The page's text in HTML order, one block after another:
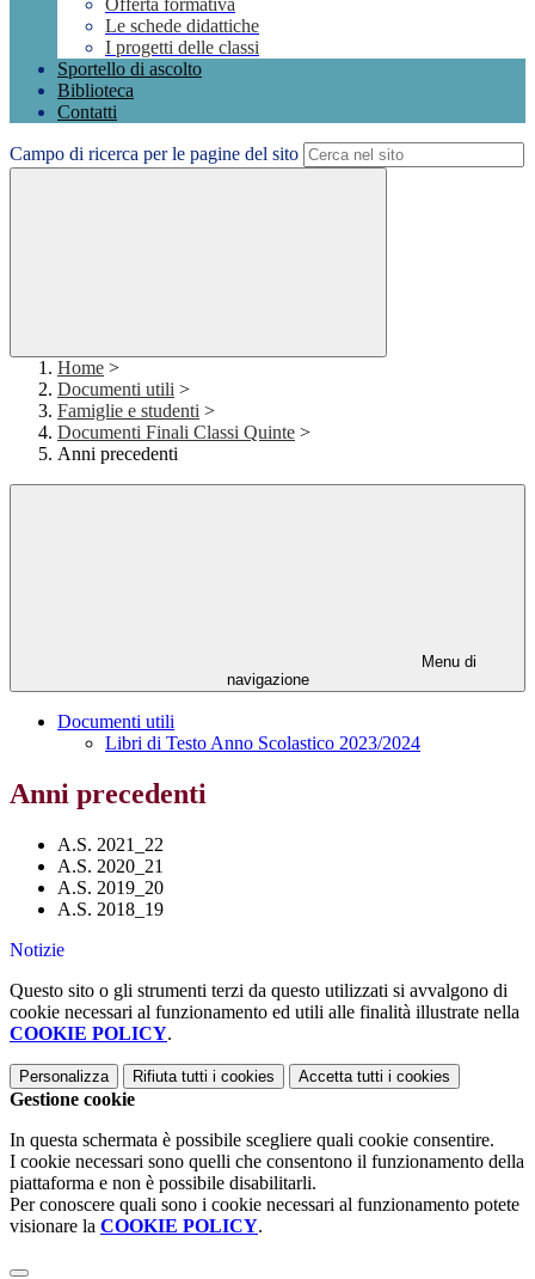
Offerta formativa
Le schede didattiche
I progetti delle classi
Sportello di ascolto
Biblioteca
Contatti
Campo di ricerca per le pagine del sito
Home >
Documenti utili >
Famiglie e studenti >
Documenti Finali Classi Quinte >
Anni precedenti
Menu di
navigazione
Documenti utili
Libri di Testo Anno Scolastico 2023/2024
Anni precedenti
A.S. 2021_22
A.S. 2020_21
A.S. 2019_20
A.S. 2018_19
Notizie
Questo sito o gli strumenti terzi da questo utilizzati si avvalgono di
cookie necessari al funzionamento ed utili alle finalità illustrate nella
COOKIE POLICY.
Personalizza Rifiuta tutti i cookies Accetta tutti i cookies
Gestione cookie
In questa schermata è possibile scegliere quali cookie consentire.
I cookie necessari sono quelli che consentono il funzionamento della
piattaforma e non è possibile disabilitarli.
Per conoscere quali sono i cookie necessari al funzionamento potete
visionare la COOKIE POLICY.